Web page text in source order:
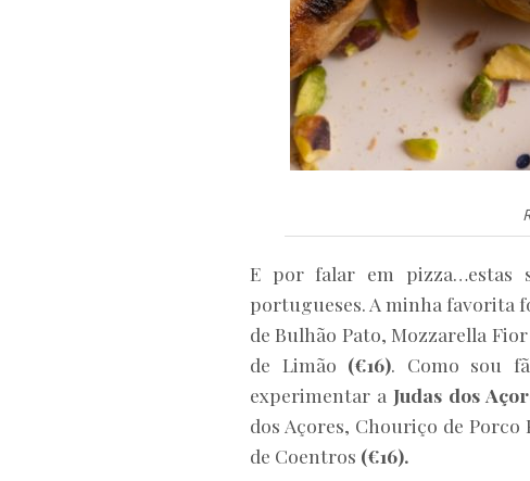
E por falar em pizza…estas
portugueses. A minha favorita
de Bulhão Pato, Mozzarella
de Limão (€16). Como sou
experimentar a Judas dos
dos Açores, Chouriço de Porco
de Coentros (€16).